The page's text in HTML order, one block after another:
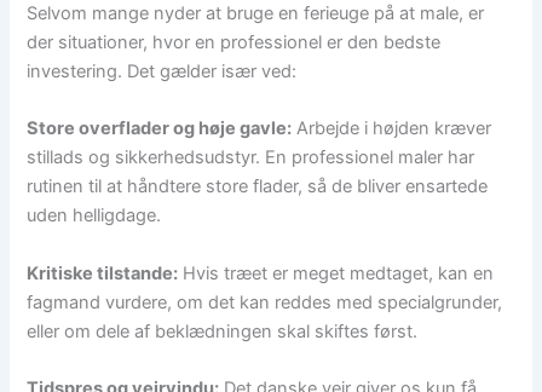
Selvom mange nyder at bruge en ferieuge på at male, er
der situationer, hvor en professionel er den bedste
investering. Det gælder især ved:
Store overflader og høje gavle: Arbejde i højden kræver
stillads og sikkerhedsudstyr. En professionel maler har
rutinen til at håndtere store flader, så de bliver ensartede
uden helligdage.
Kritiske tilstande: Hvis træet er meget medtaget, kan en
fagmand vurdere, om det kan reddes med specialgrunder,
eller om dele af beklædningen skal skiftes først.